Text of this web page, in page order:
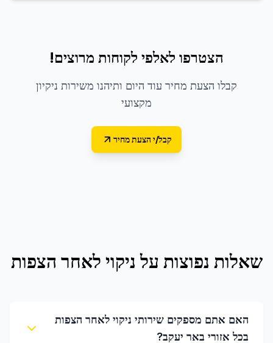
הצטרפו לאלפי לקוחות מרוצים!
קבלו הצעת מחיר עוד היום ותיהנו משירות ניקיון
מקצועי
קבל/י הצעת מחיר
שאלות נפוצות על ניקוי לאחר הצפות
האם אתם מספקים שירותי ניקוי לאחר הצפות
בכל אזורי באר יעקב?